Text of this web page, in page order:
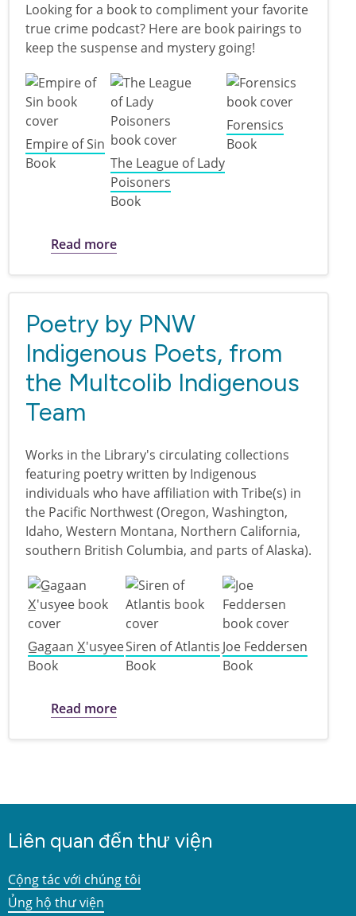
Looking for a book to compliment your favorite
true crime podcast? Here are book pairings to
keep the suspense and mystery going!
Empire of Sin
Book
The League of Lady
Poisoners
Book
Forensics
Book
Read moreabout True crime books for the
Poetry by PNW
Indigenous Poets, from
the Multcolib Indigenous
Team
Works in the Library's circulating collections
featuring poetry written by Indigenous
individuals who have affiliation with Tribe(s) in
the Pacific Northwest (Oregon, Washington,
Idaho, Western Montana, Northern California,
southern British Columbia, and parts of Alaska).
G̲agaan X̲'usyee
Book
Siren of Atlantis
Book
Joe Feddersen
Book
Read moreabout Poetry by PNW Indigenous
Liên quan đến thư viện
Cộng tác với chúng tôi
Ủng hộ thư viện